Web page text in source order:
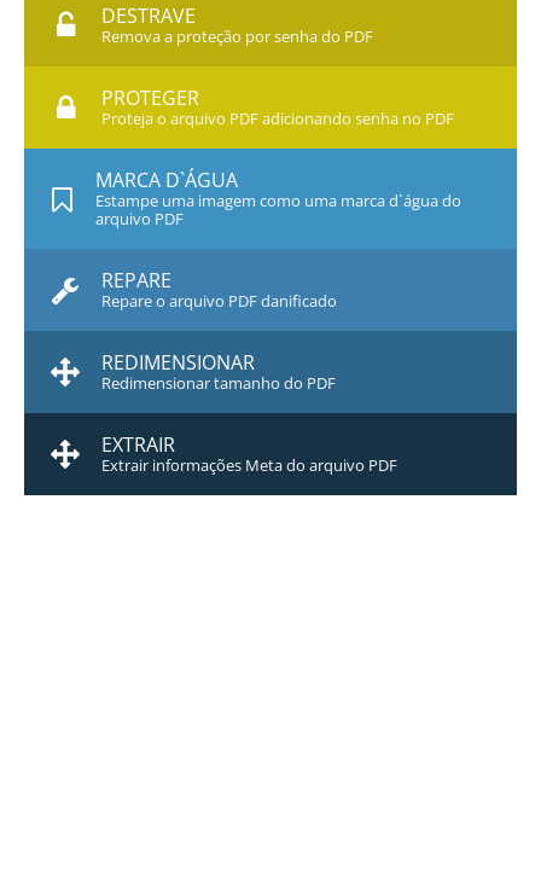
DESTRAVE
Remova a proteção por senha do PDF
PROTEGER
Proteja o arquivo PDF adicionando senha no PDF
MARCA D`ÁGUA
Estampe uma imagem como uma marca d`água do
arquivo PDF
REPARE
Repare o arquivo PDF danificado
REDIMENSIONAR
Redimensionar tamanho do PDF
EXTRAIR
Extrair informações Meta do arquivo PDF